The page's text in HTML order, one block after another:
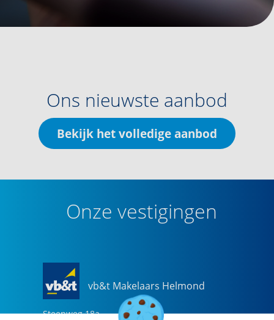
Ons nieuwste aanbod
Bekijk het volledige aanbod
Onze vestigingen
vb&t Makelaars Helmond
Steenweg 18a